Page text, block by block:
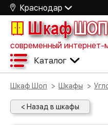
Краснодар
ШкафШОП
современный интернет-
Каталог
Шкаф Шоп Шкафы
< Назад в шкафы